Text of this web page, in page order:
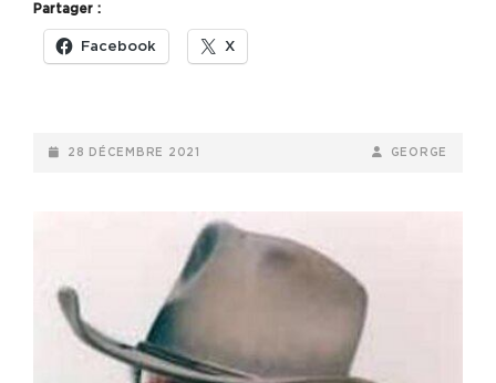
(S02E03)
Partager :
Facebook X
POSTED-
28 DÉCEMBRE 2021
BY
BYLINE
GEORGE